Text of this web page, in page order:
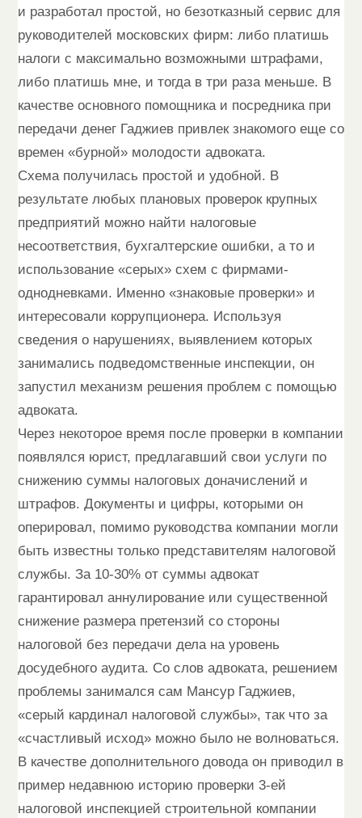
и разработал простой, но безотказный сервис для
руководителей московских фирм: либо платишь
налоги с максимально возможными штрафами,
либо платишь мне, и тогда в три раза меньше. В
качестве основного помощника и посредника при
передачи денег Гаджиев привлек знакомого еще со
времен «бурной» молодости адвоката.
Схема получилась простой и удобной. В
результате любых плановых проверок крупных
предприятий можно найти налоговые
несоответствия, бухгалтерские ошибки, а то и
использование «серых» схем с фирмами-
однодневками. Именно «знаковые проверки» и
интересовали коррупционера. Используя
сведения о нарушениях, выявлением которых
занимались подведомственные инспекции, он
запустил механизм решения проблем с помощью
адвоката.
Через некоторое время после проверки в компании
появлялся юрист, предлагавший свои услуги по
снижению суммы налоговых доначислений и
штрафов. Документы и цифры, которыми он
оперировал, помимо руководства компании могли
быть известны только представителям налоговой
службы. За 10-30% от суммы адвокат
гарантировал аннулирование или существенной
снижение размера претензий со стороны
налоговой без передачи дела на уровень
досудебного аудита. Со слов адвоката, решением
проблемы занимался сам Мансур Гаджиев,
«серый кардинал налоговой службы», так что за
«счастливый исход» можно было не волноваться.
В качестве дополнительного довода он приводил в
пример недавнюю историю проверки 3-ей
налоговой инспекцией строительной компании